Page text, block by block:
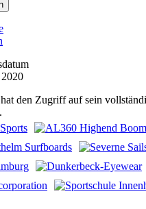
den Zugriff auf sein